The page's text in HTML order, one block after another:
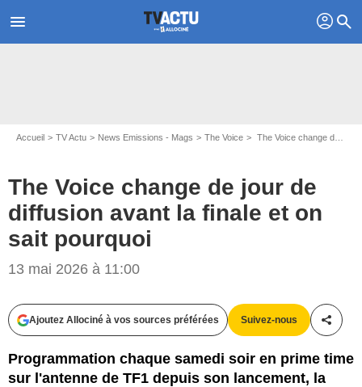
menu profil search
Accueil TV Actu News Emissions - Mags The Voice The Voice change de jour de diffusion avant la finale et on sait pourquoi
The Voice change de jour de
diffusion avant la finale et on
sait pourquoi
13 mai 2026 à 11:00
Ajoutez Allociné à vos sources préférées Suivez-nous
Programmation chaque samedi soir en prime time
sur l'antenne de TF1 depuis son lancement, la